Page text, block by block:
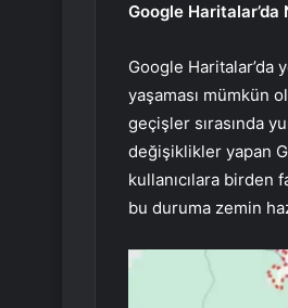
Google
Google Haritalar’da
yaşaması mümkün
geçişler sırasında
değişiklikler yapan
kullanıcılara
bu duruma zemin